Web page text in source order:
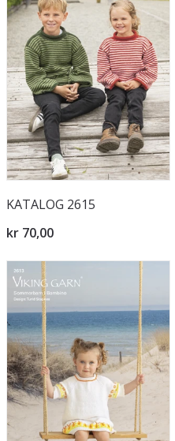
KATALOG 2615
kr 70,00